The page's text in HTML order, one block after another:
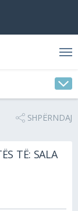
SHPËRNDAJ
TË: SALA